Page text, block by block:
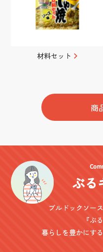
材料セット
商
ぶる
ブルドックソー
『ぶ
暮らしを豊かにす